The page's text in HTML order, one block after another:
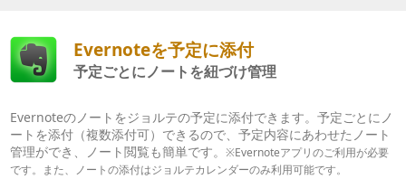
Evernoteを予定に添付
予定ごとにノートを紐づけ管理
Evernoteのノートをジョルテの予定に添付できます。予定ごとにノ
ートを添付（複数添付可）できるので、予定内容にあわせたノート
管理ができ、ノート閲覧も簡単です。 ※Evernoteアプリのご利用が必要
です。また、ノートの添付はジョルテカレンダーのみ利用可能です。